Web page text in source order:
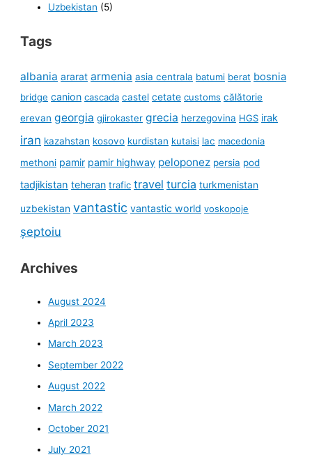
Uzbekistan (5)
Tags
albania ararat armenia asia centrala batumi berat bosnia
bridge canion cascada castel cetate customs călătorie
erevan georgia gjirokaster grecia herzegovina HGS irak
iran kazahstan kosovo kurdistan kutaisi lac macedonia
methoni pamir pamir highway peloponez persia pod
tadjikistan teheran trafic travel turcia turkmenistan
uzbekistan vantastic vantastic world voskopoje
șeptoiu
Archives
August 2024
April 2023
March 2023
September 2022
August 2022
March 2022
October 2021
July 2021